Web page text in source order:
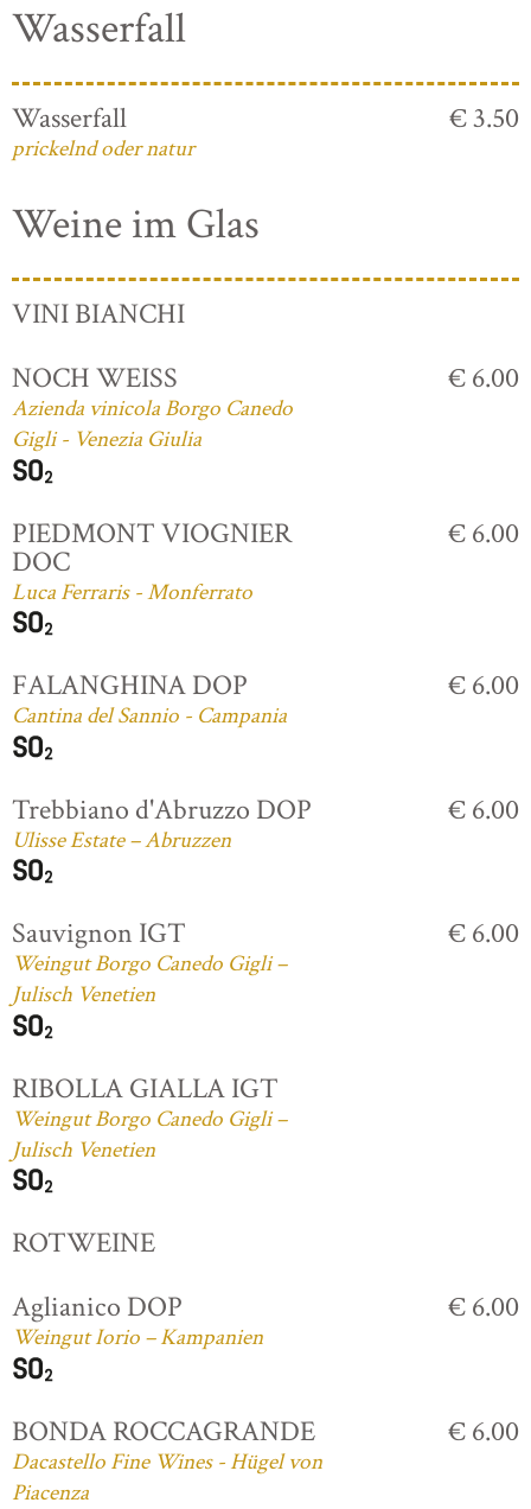
Wasserfall
Wasserfall
prickelnd oder natur
€ 3.50
Weine im Glas
VINI BIANCHI
NOCH WEISS
Azienda vinicola Borgo Canedo
Gigli - Venezia Giulia
€ 6.00
PIEDMONT VIOGNIER
DOC
Luca Ferraris - Monferrato
€ 6.00
FALANGHINA DOP
Cantina del Sannio - Campania
€ 6.00
Trebbiano d'Abruzzo DOP
Ulisse Estate – Abruzzen
€ 6.00
Sauvignon IGT
Weingut Borgo Canedo Gigli –
Julisch Venetien
€ 6.00
RIBOLLA GIALLA IGT
Weingut Borgo Canedo Gigli –
Julisch Venetien
ROTWEINE
Aglianico DOP
Weingut Iorio – Kampanien
€ 6.00
BONDA ROCCAGRANDE
Dacastello Fine Wines - Hügel von
Piacenza
€ 6.00